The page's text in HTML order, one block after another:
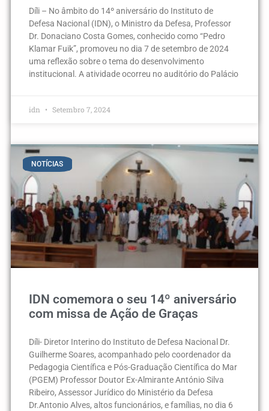
Díli – No âmbito do 14º aniversário do Instituto de
Defesa Nacional (IDN), o Ministro da Defesa, Professor
Dr. Donaciano Costa Gomes, conhecido como “Pedro
Klamar Fuik”, promoveu no dia 7 de setembro de 2024
uma reflexão sobre o tema do desenvolvimento
institucional. A atividade ocorreu no auditório do Palácio
idn Setembro 7, 2024
NOTÍCIAS
IDN comemora o seu 14º aniversário
com missa de Ação de Graças
Díli- Diretor Interino do Instituto de Defesa Nacional Dr.
Guilherme Soares, acompanhado pelo coordenador da
Pedagogia Científica e Pós-Graduação Científica do Mar
(PGEM) Professor Doutor Ex-Almirante António Silva
Ribeiro, Assessor Jurídico do Ministério da Defesa
Dr.Antonio Alves, altos funcionários, e famílias, no dia 6